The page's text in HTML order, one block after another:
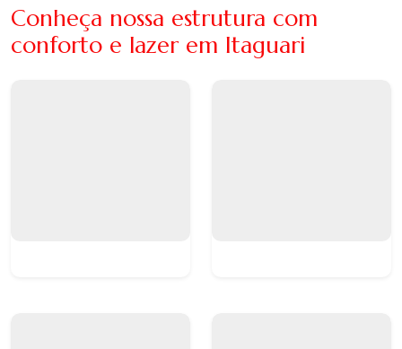
Conheça nossa estrutura com
conforto e lazer em Itaguari